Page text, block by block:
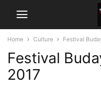
Home Culture Festival
Festival
2017